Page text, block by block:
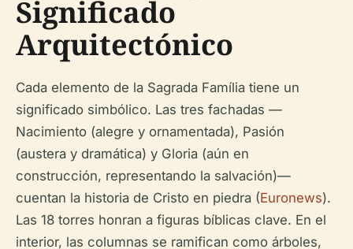
Significado
Arquitectónico
Cada elemento de la Sagrada Família tiene un
significado simbólico. Las tres fachadas —
Nacimiento (alegre y ornamentada), Pasión
(austera y dramática) y Gloria (aún en
construcción, representando la salvación)—
cuentan la historia de Cristo en piedra (Euronews).
Las 18 torres honran a figuras bíblicas clave. En el
interior, las columnas se ramifican como árboles,